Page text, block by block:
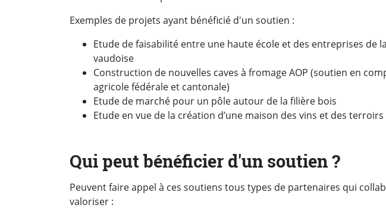
Exemples de projets ayant bénéficié d'un soutien :
Etude de faisabilité entre une haute école et des entreprises de
vaudoise
Construction de nouvelles caves à fromage AOP (soutien en
agricole fédérale et cantonale)
Etude de marché pour un pôle autour de la filière bois
Etude en vue de la création d’une maison des vins et des terroirs
Qui peut bénéficier d'un soutien ?
Peuvent faire appel à ces soutiens tous types de partenaires qui
valoriser :